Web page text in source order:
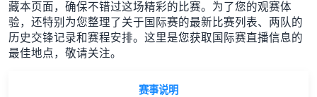
藏本页面，确保不错过这场精彩的比赛。为了您的观赛体
验，还特别为您整理了关于国际赛的最新比赛列表、两队的
历史交锋记录和赛程安排。这里是您获取国际赛直播信息的
最佳地点，敬请关注。
赛事说明